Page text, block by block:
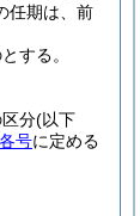
任期は、前
する。
分(以下
号に定める